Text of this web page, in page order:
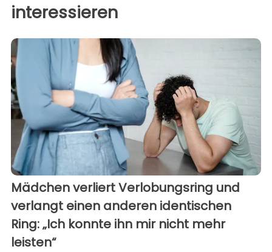
interessieren
Mädchen verliert Verlobungsring und
verlangt einen anderen identischen
Ring: „Ich konnte ihn mir nicht mehr
leisten“